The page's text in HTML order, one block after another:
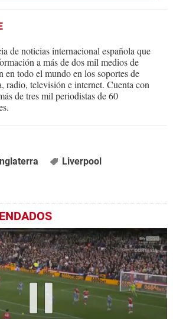
de noticias internacional española que
a más de dos mil medios de
en todo el mundo en los soportes de
radio, televisión e internet. Cuenta con
de tres mil periodistas de 60
Liverpool